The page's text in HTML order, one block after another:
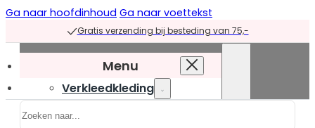
Ga naar hoofdinhoud Ga naar voettekst
Gratis verzending bij besteding van 75,-
Menu
Verkleedkleding
Verkleedkleding
Zoeken